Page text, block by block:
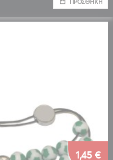
ΠΡΟΣΘΉΚΗ
1,45 €